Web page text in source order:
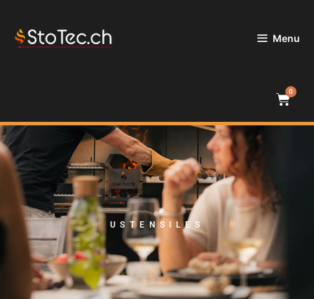
Menu
0
USTENSILES